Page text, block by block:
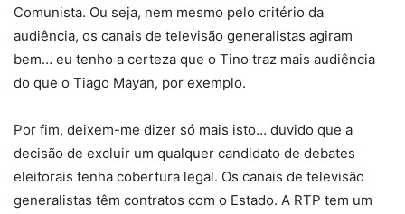
Comunista. Ou seja, nem mesmo pelo critério da
audiência, os canais de televisão generalistas agiram
bem… eu tenho a certeza que o Tino traz mais audiência
do que o Tiago Mayan, por exemplo.
Por fim, deixem-me dizer só mais isto… duvido que a
decisão de excluir um qualquer candidato de debates
eleitorais tenha cobertura legal. Os canais de televisão
generalistas têm contratos com o Estado. A RTP tem um